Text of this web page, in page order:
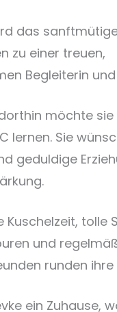
das
zu einer treuen,
Begleiterin
möchte
lernen. Sie
geduldige
Kuschelzeit, tolle
und
runden
ein Zuhause,